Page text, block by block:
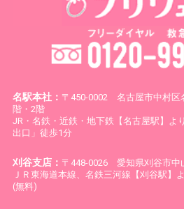
名駅本社： 〒450-0002 名古屋市中村
階・2階
JR・名鉄・近鉄・地下鉄【名古屋駅】よ
出口」徒歩1分
刈谷支店： 〒448-0026 愛知県刈谷市中
ＪＲ東海道本線、名鉄三河線【刈谷駅
(無料)